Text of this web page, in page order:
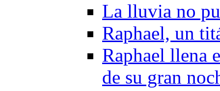
La lluvia no
Raphael, un
Raphael llena
de su gran